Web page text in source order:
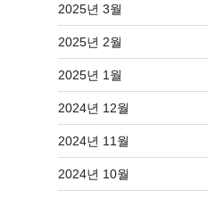
2025년 3월
2025년 2월
2025년 1월
2024년 12월
2024년 11월
2024년 10월